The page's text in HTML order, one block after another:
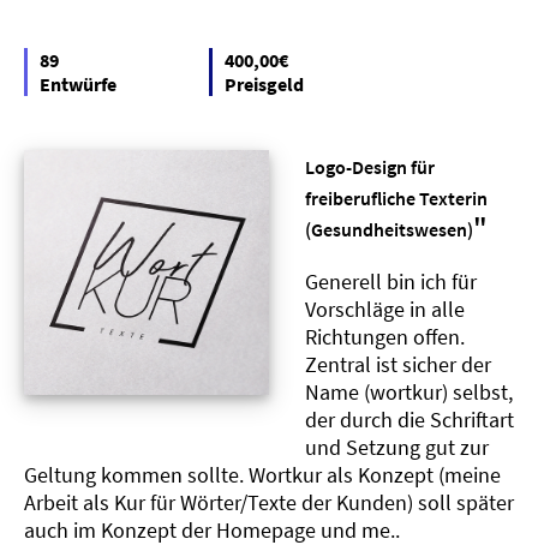
89
Entwürfe
400,00€
Preisgeld
Logo-Design für
freiberufliche Texterin
(Gesundheitswesen)"
Generell bin ich für
Vorschläge in alle
Richtungen offen.
Zentral ist sicher der
Name (wortkur) selbst,
der durch die Schriftart
und Setzung gut zur
Geltung kommen sollte. Wortkur als Konzept (meine
Arbeit als Kur für Wörter/Texte der Kunden) soll später
auch im Konzept der Homepage und me..